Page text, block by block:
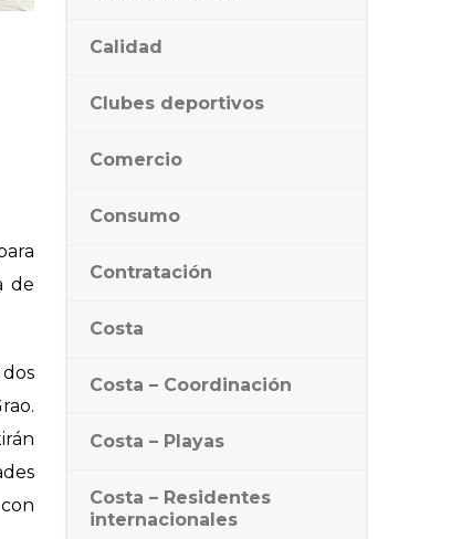
de
Calidad
Clubes deportivos
Comercio
Consumo
Contratación
Costa
Costa – Coordinación
Costa – Playas
Costa – Residentes
internacionales